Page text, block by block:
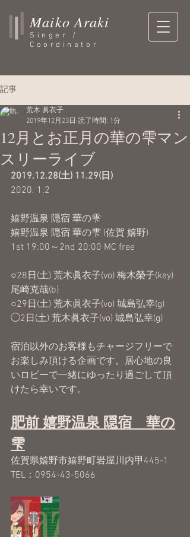
Maiko Araki
Singer /
Coordinator
記事
12月とお正月の華の雫マン
スリーライブ
荒木 眞衣子
2019年12月23日 読了時間: 1分
2019.12.28(土) 11.29(日)
2020. 1.2
嬉野温泉 隠宿 華の雫
嬉野温泉 隠宿 華の雫 (佐賀 嬉野)
1st 19:00～2nd 20:00 MC free
○28日(土) 荒木眞衣子(vo) 梅木榮子(key)
尾崎克哉(b)
○29日(土) 荒木眞衣子(vo) 城島弘幸(g)
◯2日(土) 荒木眞衣子(vo) 城島弘幸(g)
宿泊以外のお客様もチャージフリーで
お楽しみ頂ける企画です。居心地の良
いロビーで一緒にゆったり過ごして頂
けたら幸いです。​
肥前 嬉野温泉 隠宿　華の
雫
佐賀県嬉野市嬉野町岩屋川内甲445-1
TEL：0954-43-5066